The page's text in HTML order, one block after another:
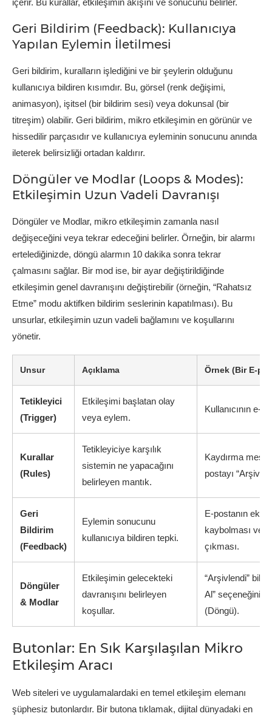
Geri Bildirim (Feedback): Kullanıcıya
Yapılan Eylemin İletilmesi
Geri bildirim, kuralların işlediğini ve bir şeylerin olduğunu
kullanıcıya bildiren kısımdır. Bu, görsel (renk değişimi,
animasyon), işitsel (bir bildirim sesi) veya dokunsal (bir
titreşim) olabilir. Geri bildirim, mikro etkileşimin en görünür ve
hissedilir parçasıdır ve kullanıcıya eyleminin sonucunu anında
ileterek belirsizliği ortadan kaldırır.
Döngüler ve Modlar (Loops & Modes):
Etkileşimin Uzun Vadeli Davranışı
Döngüler ve Modlar, mikro etkileşimin zamanla nasıl
değişeceğini veya tekrar edeceğini belirler. Örneğin, bir alarmı
ertelediğinizde, döngü alarmın 10 dakika sonra tekrar
çalmasını sağlar. Bir mod ise, bir ayar değiştirildiğinde
etkileşimin genel davranışını değiştirebilir (örneğin, “Rahatsız
Etme” modu aktifken bildirim seslerinin kapatılması). Bu
unsurlar, etkileşimin uzun vadeli bağlamını ve koşullarını
yönetir.
Unsur Açıklama Örnek (Bir E-
Tetikleyici
(Trigger)
Etkileşimi başlatan olay
veya eylem.
Kullanıcının e-
Kurallar
(Rules)
Tetikleyiciye karşılık
sistemin ne yapacağını
belirleyen mantık.
Kaydırma
postayı “Arşiv”
Geri
Bildirim
(Feedback)
Eylemin sonucunu
kullanıcıya bildiren tepki.
E-postanın
kaybolması ve
çıkması.
Döngüler
& Modlar
Etkileşimin gelecekteki
davranışını belirleyen
koşullar.
“Arşivlendi”
Al” seçeneğinin
(Döngü).
Butonlar: En Sık Karşılaşılan Mikro
Etkileşim Aracı
Web siteleri ve uygulamalardaki en temel etkileşim elemanı
şüphesiz butonlardır. Bir butona tıklamak, dijital dünyadaki en